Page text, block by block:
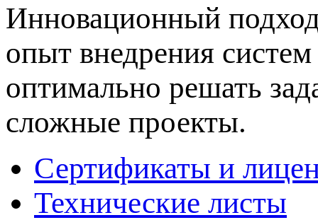
Инновационный
опыт внедрения
оптимально решать
сложные проекты.
Сертификаты и
Технические листы